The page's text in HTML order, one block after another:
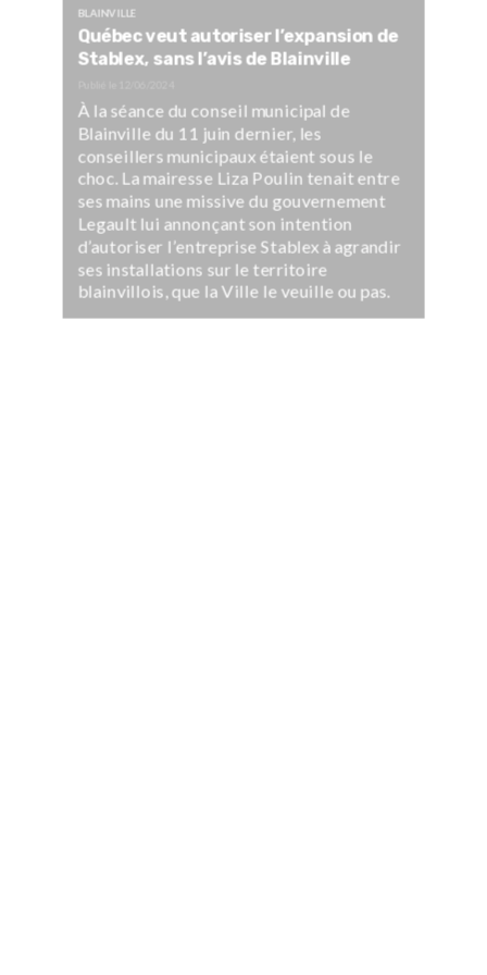
BLAINVILLE
Québec veut autoriser l’expansion de
Stablex, sans l’avis de Blainville
À la séance du conseil municipal de
Blainville du 11 juin dernier, les
conseillers municipaux étaient sous le
choc. La mairesse Liza Poulin tenait entre
ses mains une missive du gouvernement
Legault lui annonçant son intention
d’autoriser l’entreprise Stablex à agrandir
ses installations sur le territoire
blainvillois, que la Ville le veuille ou pas.